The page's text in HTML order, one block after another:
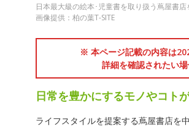
日本最大級の絵本･児童書を取り扱う蔦屋書店
画像提供：柏の葉T-SITE
※ 本ページ記載の内容は
詳細を確認されたい
日常を豊かにするモノやコト
ライフスタイルを提案する蔦屋書店を